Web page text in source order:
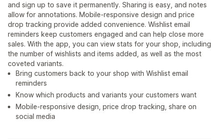
and sign up to save it permanently. Sharing is easy, and notes
allow for annotations. Mobile-responsive design and price
drop tracking provide added convenience. Wishlist email
reminders keep customers engaged and can help close more
sales. With the app, you can view stats for your shop, including
the number of wishlists and items added, as well as the most
coveted variants.
Bring customers back to your shop with Wishlist email
reminders
Know which products and variants your customers want
Mobile-responsive design, price drop tracking, share on
social media